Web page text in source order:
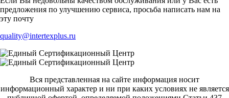
предложения по улучшению сервиса, просьба написать нам на
эту почту
quality@intertexplus.ru
Вся представленная на сайте информация носит
информационный характер и ни при каких условиях не является